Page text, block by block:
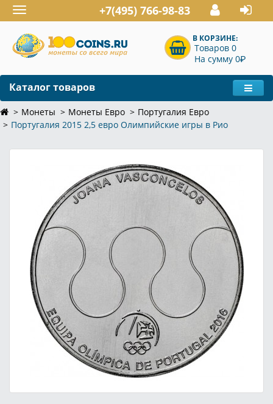
Toggle
navigation
+7(495) 766-98-83
В КОРЗИНЕ:
Товаров 0
На сумму 0P
Каталог товаров
Монеты Монеты Евро
Португалия Евро
Португалия 2015 2,5 евро Олимпийские игры в Рио